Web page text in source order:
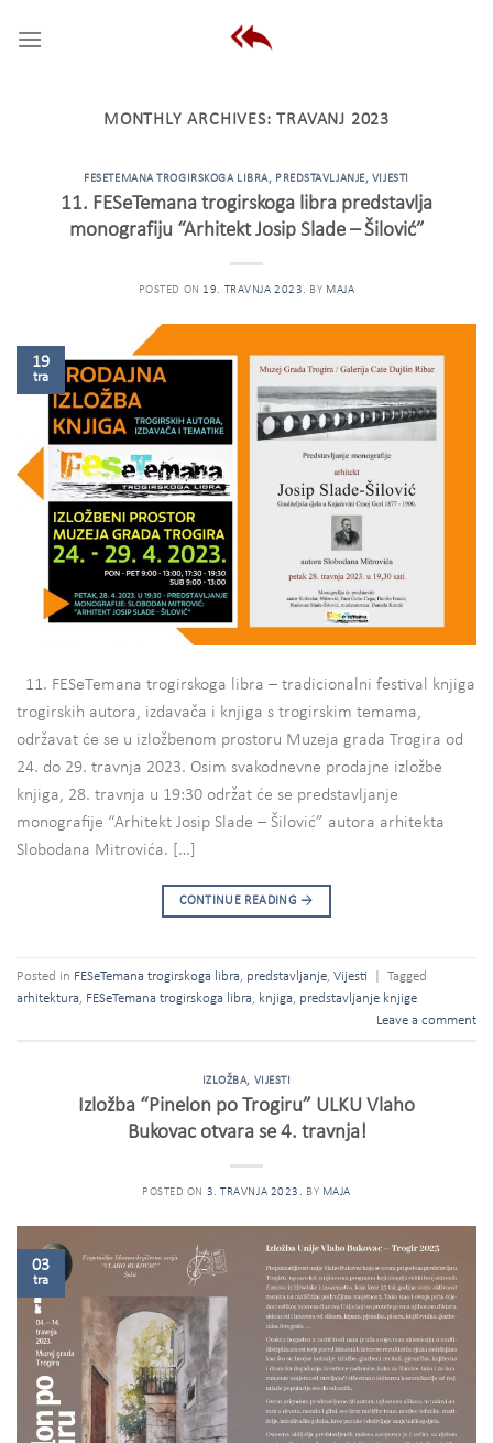
MONTHLY ARCHIVES:TRAVANJ 2023
FESETEMANA TROGIRSKOGA LIBRA, PREDSTAVLJANJE, VIJESTI
11. FESeTemana trogirskoga libra predstavlja
monografiju “Arhitekt Josip Slade – Šilović”
POSTED ON 19. TRAVNJA 2023. BY MAJA
19
tra
11. FESeTemana trogirskoga libra – tradicionalni festival knjiga
trogirskih autora, izdavača i knjiga s trogirskim temama,
održavat će se u izložbenom prostoru Muzeja grada Trogira od
24. do 29. travnja 2023. Osim svakodnevne prodajne izložbe
knjiga, 28. travnja u 19:30 održat će se predstavljanje
monografije “Arhitekt Josip Slade – Šilović” autora arhitekta
Slobodana Mitrovića. […]
CONTINUE READING →
Posted in FESeTemana trogirskoga libra, predstavljanje, Vijesti
Tagged
arhitektura, FESeTemana trogirskoga libra, knjiga, predstavljanje knjige
Leave a comment
IZLOŽBA, VIJESTI
Izložba “Pinelon po Trogiru” ULKU Vlaho
Bukovac otvara se 4. travnja!
POSTED ON 3. TRAVNJA 2023. BY MAJA
03
tra